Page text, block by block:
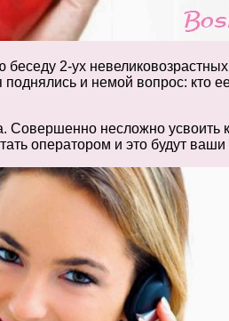
2-ух невеликовозрастных
и немой вопрос: кто
Совершенно несложно
оператором и это будут